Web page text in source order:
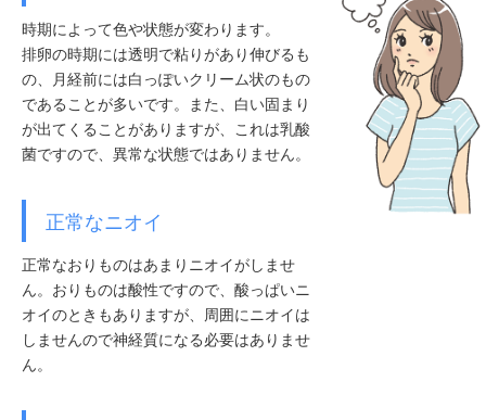
時期によって色や状態が変わります。
排卵の時期には透明で粘りがあり伸びるも
の、月経前には白っぽいクリーム状のもの
であることが多いです。また、白い固まり
が出てくることがありますが、これは乳酸
菌ですので、異常な状態ではありません。
正常なニオイ
正常なおりものはあまりニオイがしませ
ん。おりものは酸性ですので、酸っぱいニ
オイのときもありますが、周囲にニオイは
しませんので神経質になる必要はありませ
ん。